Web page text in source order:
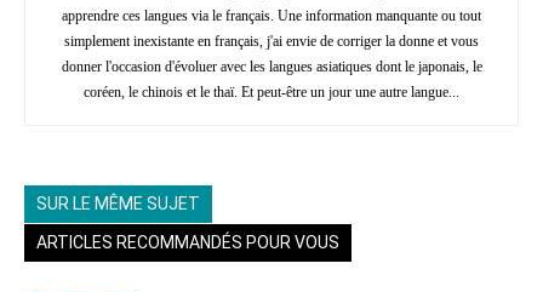
apprendre ces langues via le français. Une information manquante ou tout
simplement inexistante en français, j'ai envie de corriger la donne et vous
donner l'occasion d'évoluer avec les langues asiatiques dont le japonais, le
coréen, le chinois et le thaï. Et peut-être un jour une autre langue...
SUR LE MÊME SUJET
ARTICLES RECOMMANDÉS POUR VOUS